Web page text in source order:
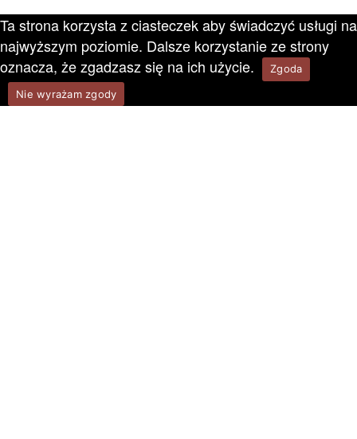
Ta strona korzysta z ciasteczek aby świadczyć usługi na
najwyższym poziomie. Dalsze korzystanie ze strony
oznacza, że zgadzasz się na ich użycie.
Zgoda
Nie wyrażam zgody